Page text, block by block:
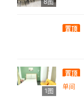
8图
置顶
1图
置顶
单间